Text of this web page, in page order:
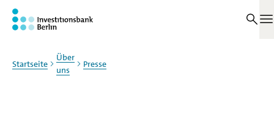
Zum Haupinhalt springen
Startseite
Über
uns
Presse